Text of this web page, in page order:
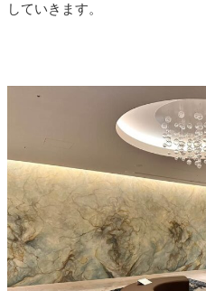
していきます。